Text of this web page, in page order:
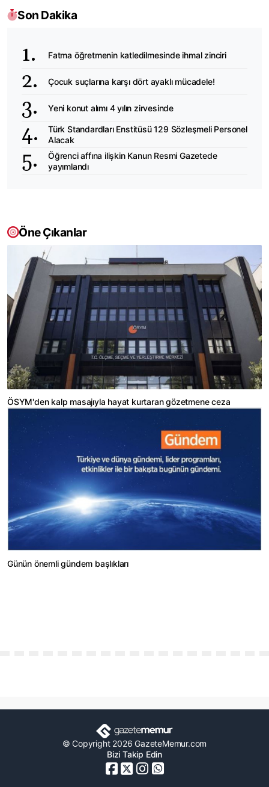
Son Dakika
Fatma öğretmenin katledilmesinde ihmal zinciri
Çocuk suçlarına karşı dört ayaklı mücadele!
Yeni konut alımı 4 yılın zirvesinde
Türk Standardları Enstitüsü 129 Sözleşmeli Personel
Alacak
Öğrenci affına ilişkin Kanun Resmi Gazetede
yayımlandı
Öne Çıkanlar
ÖSYM'den kalp masajıyla hayat kurtaran gözetmene ceza
Günün önemli gündem başlıkları
© Copyright 2026 GazeteMemur.com
Bizi Takip Edin